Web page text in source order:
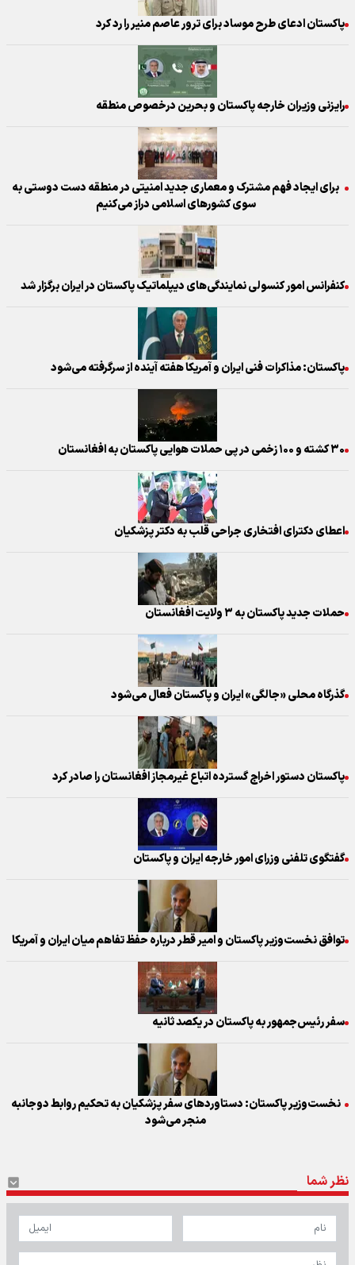
پاکستان ادعای طرح موساد برای ترور عاصم منیر را رد کرد
رایزنی وزیران خارجه پاکستان و بحرین درخصوص منطقه
برای ایجاد فهم مشترک و معماری جدید امنیتی در منطقه دست دوستی به
سوی کشورهای اسلامی دراز می‌کنیم
کنفرانس امور کنسولی نمایندگی‌های دیپلماتیک پاکستان در ایران برگزار شد
پاکستان: مذاکرات فنی ایران و آمریکا هفته آینده از سرگرفته می‌شود
۳۰ کشته و ۱۰۰ زخمی‌ در پی حملات هوایی پاکستان به افغانستان
اعطای دکترای افتخاری جراحی قلب به دکتر پزشکیان
حملات جدید پاکستان به ۳ ولایت افغانستان
گذرگاه محلی «جالگی» ایران و پاکستان فعال می‌شود
پاکستان دستور اخراج گسترده اتباع غیرمجاز افغانستان را صادر کرد
گفتگوی تلفنی وزرای امور خارجه ایران و پاکستان
توافق نخست‌وزیر پاکستان و امیر قطر درباره حفظ تفاهم میان ایران و آمریکا
سفر رئیس‌جمهور به پاکستان در یکصد ثانیه
نخست‌وزیر پاکستان: دستاوردهای سفر پزشکیان به تحکیم روابط دوجانبه
منجر می‌شود
نظر شما